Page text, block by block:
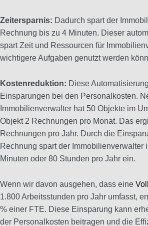
Zeitersparnis: Dadurch spart der
Rechnung bis zu 4 Minuten. Dieser
spart Zeit und Ressourcen für
wichtigere Aufgaben genutzt werden
Kostenreduktion: Diese
Einsparungen bei den Personalkosten.
Immobilienverwalter hat 50 Objekte im
Objekt 2 Rechnungen pro Monat. Das
Rechnungen pro Jahr. Durch die
Rechnung spart der Immobilienverwalter
Minuten oder 80 Stunden pro Jahr ein.
Wenn wir davon ausgehen, dass eine
1.800 Arbeitsstunden pro Jahr umfasst,
% einer FTE. Diese Einsparung kann
der Personalkosten beitragen und die